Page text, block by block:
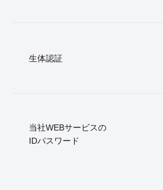
生体認証
当社WEBサービスの
IDパスワード